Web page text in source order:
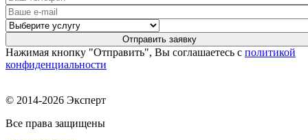
Нажимая кнопку "Отправить", Вы соглашаетесь с политикой
конфиденциальности
© 2014-2026 Эксперт
Все права защищены